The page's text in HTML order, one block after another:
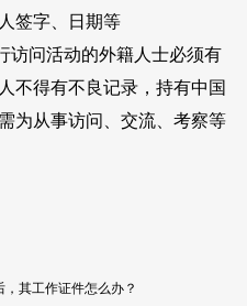
签字、日期等
访问活动的外籍人士必须有
不得有不良记录，持有中国
为从事访问、交流、考察等
其工作证件怎么办？